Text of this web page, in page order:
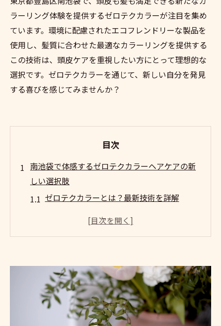
ラーリング体験を提供するゼロテクカラーが注目を集め
ています。環境に配慮されたエコフレンドリーな製品を
使用し、髪質に合わせた最適なカラーリングを提供する
この技術は、頭皮ケアを重視したい方にとって理想的な
選択です。ゼロテクカラーを通じて、新しい自分を発見
する喜びを感じてみませんか？
目次
南池袋で体感するゼロテクカラーヘアケアの新
しい選択肢
ゼロテクカラーとは？最新技術を詳解
南池袋でゼロテクカラーを試す利点
ゼロテクカラーが頭皮ケアに良い理由
高品質なゼロテクカラーで理想の髪色を
ゼロテクカラーの魅力を知る南池袋のサロン体